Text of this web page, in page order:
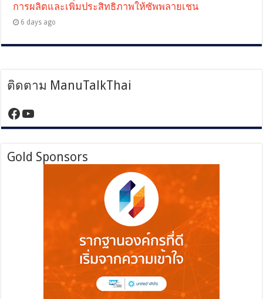
การผลิตและเพิ่มประสิทธิภาพให้ซัพพลายเชน
6 days ago
ติดตาม ManuTalkThai
https://www.facebook.com/
YouTube
Gold Sponsors